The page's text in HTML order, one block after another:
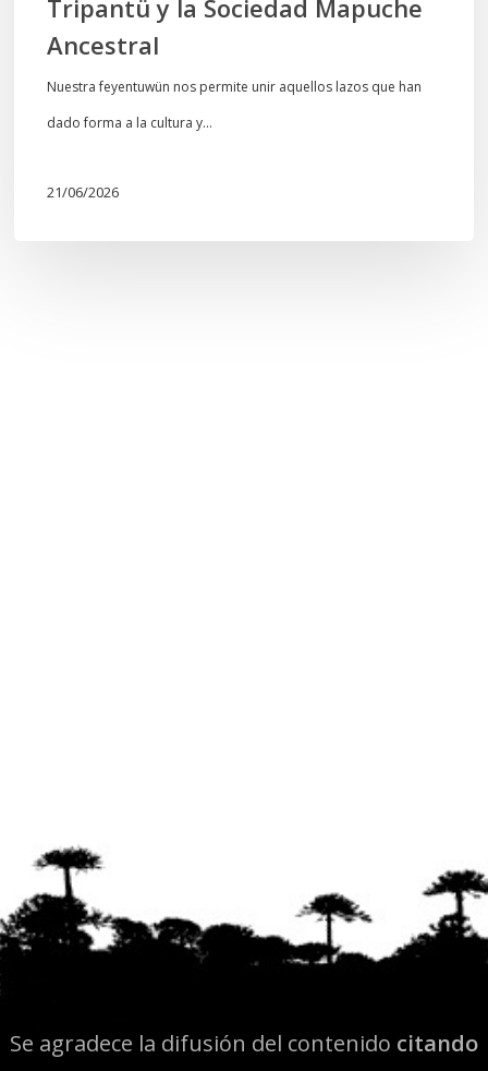
Tripantü y la Sociedad Mapuche
Ancestral
Nuestra feyentuwün nos permite unir aquellos lazos que han
dado forma a la cultura y…
21/06/2026
Se agradece la difusión del contenido citando